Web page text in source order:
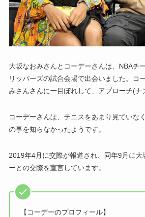
大坂なおみさんとコーデーさんは、NBAチ
リッパーズの試合会場で出会いました。コ
みさんさんに一目ぼれして、アプローチ(ナ
コーデーさんは、テニスをあまり見ていな
の事を知らなかったようです。
2019年4月に交際が報道され、同年9月に
ーとの交際を宣言しています。
【コーデーのプロフィール】